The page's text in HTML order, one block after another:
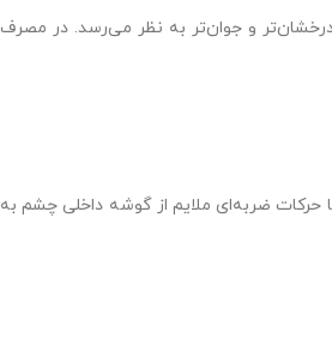
و جوان‌تر به نظر می‌رسد. در مصرف
حرکات ضربه‌ای ملایم از گوشه داخلی چشم به